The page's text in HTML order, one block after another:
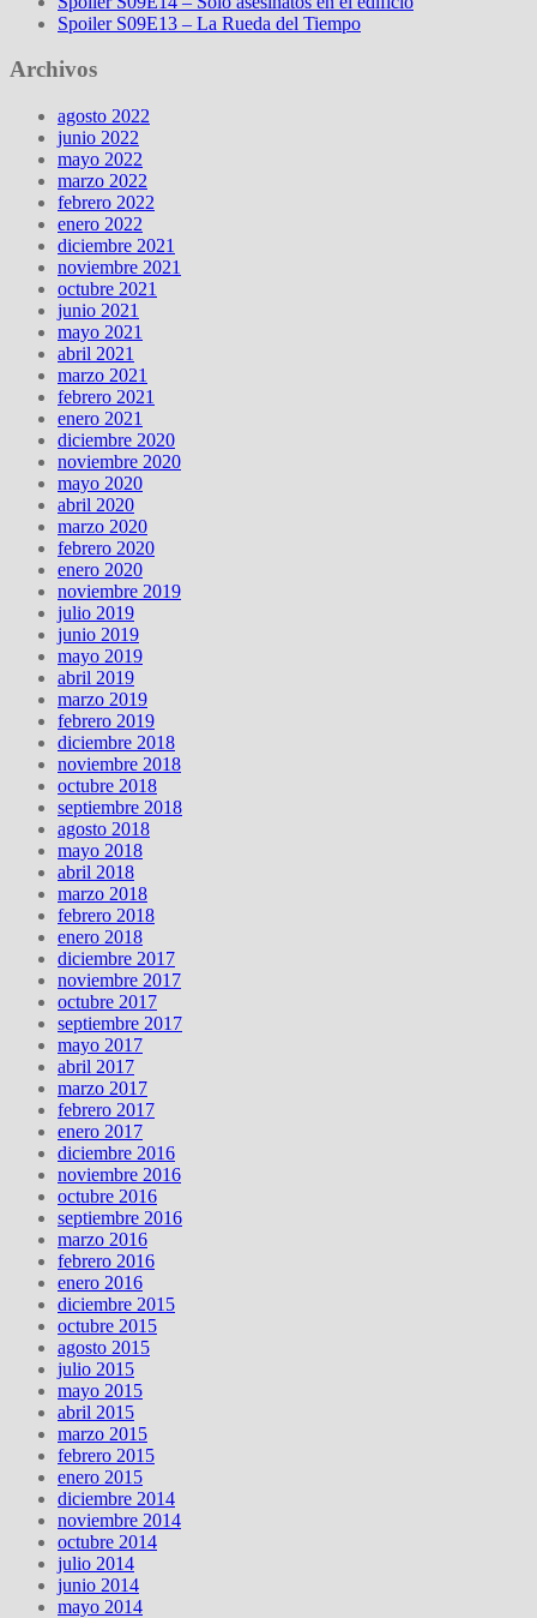
Spoiler S09E13 – La Rueda del Tiempo
Archivos
agosto 2022
junio 2022
mayo 2022
marzo 2022
febrero 2022
enero 2022
diciembre 2021
noviembre 2021
octubre 2021
junio 2021
mayo 2021
abril 2021
marzo 2021
febrero 2021
enero 2021
diciembre 2020
noviembre 2020
mayo 2020
abril 2020
marzo 2020
febrero 2020
enero 2020
noviembre 2019
julio 2019
junio 2019
mayo 2019
abril 2019
marzo 2019
febrero 2019
diciembre 2018
noviembre 2018
octubre 2018
septiembre 2018
agosto 2018
mayo 2018
abril 2018
marzo 2018
febrero 2018
enero 2018
diciembre 2017
noviembre 2017
octubre 2017
septiembre 2017
mayo 2017
abril 2017
marzo 2017
febrero 2017
enero 2017
diciembre 2016
noviembre 2016
octubre 2016
septiembre 2016
marzo 2016
febrero 2016
enero 2016
diciembre 2015
octubre 2015
agosto 2015
julio 2015
mayo 2015
abril 2015
marzo 2015
febrero 2015
enero 2015
diciembre 2014
noviembre 2014
octubre 2014
julio 2014
junio 2014
mayo 2014